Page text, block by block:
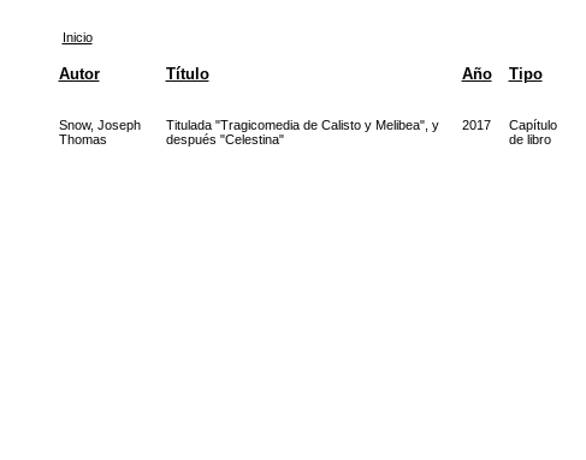
Inicio
Autor Título Año Tipo
Snow, Joseph
Thomas
Titulada "Tragicomedia de Calisto y Melibea", y
después "Celestina"
2017
Capítulo
de libro